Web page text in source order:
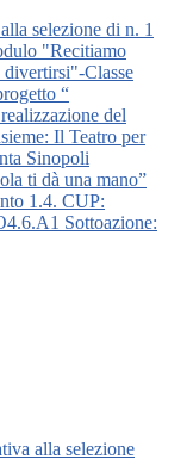
selezione di n. 1
"Recitiamo
divertirsi"-Classe
“
del
Il Teatro per
Sinopoli
ti dà una mano”
1.4. CUP:
Sottoazione:
alla selezione